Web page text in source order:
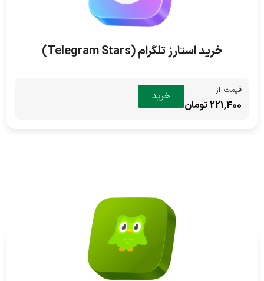
خرید استارز تلگرام (Telegram Stars)
قیمت از
221,400 تومان
خرید